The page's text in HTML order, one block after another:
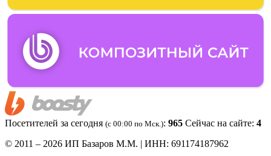
Посетителей за сегодня (c 00:00 по Мск.): 965 Сейчас на сайте: 4
© 2011 – 2026 ИП Базаров М.М. | ИНН: 691174187962